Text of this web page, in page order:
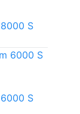
S
S